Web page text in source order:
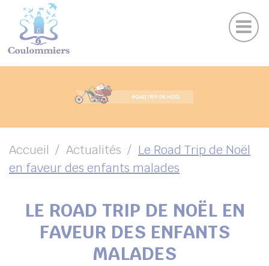
( AU QUOTIDIEN )
( FAMILLE )
( ENVIRONNEMENT ET URBANISME )
ActuPublications
Suivez-nous sur Facebook
Suivez-nous sur Instagram
Suivez-nous sur Twitter
Suivez-nous sur Youtube
Accueil Actualités
Le Road Trip de Noël
en faveur des enfants malades
LE ROAD TRIP DE NOËL EN
FAVEUR DES ENFANTS
MALADES
Panneau de gestion des cookies